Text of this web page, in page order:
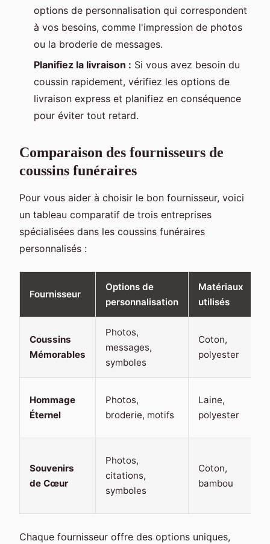
options de personnalisation qui correspondent
à vos besoins, comme l'impression de photos
ou la broderie de messages.
Planifiez la livraison : Si vous avez besoin du
coussin rapidement, vérifiez les options de
livraison express et planifiez en conséquence
pour éviter tout retard.
Comparaison des fournisseurs de
coussins funéraires
Pour vous aider à choisir le bon fournisseur, voici
un tableau comparatif de trois entreprises
spécialisées dans les coussins funéraires
personnalisés :
Fournisseur
Options de
personnalisation
Matériaux
utilisés
Coussins
Mémorables
Photos,
messages,
symboles
Coton,
polyester
Hommage
Éternel
Photos,
broderie, motifs
Laine,
polyester
Souvenirs
de Cœur
Photos,
citations,
symboles
Coton,
bambou
Chaque fournisseur offre des options uniques,